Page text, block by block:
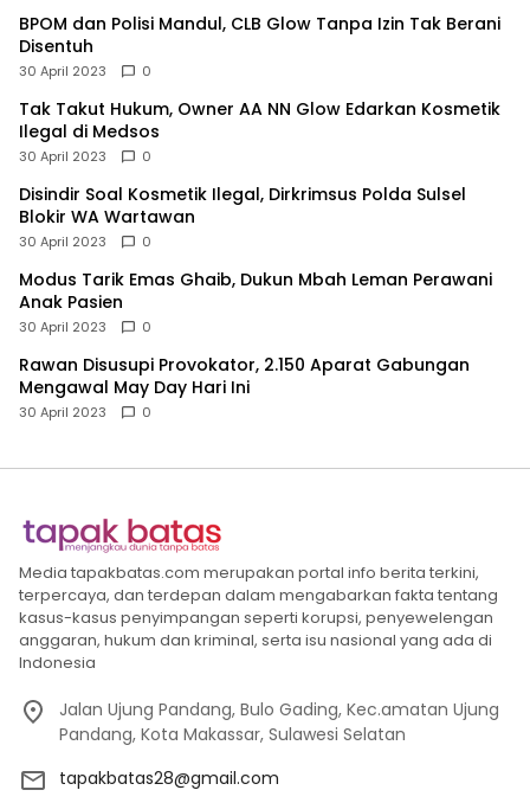
BPOM dan Polisi Mandul, CLB Glow Tanpa Izin Tak Berani
Disentuh
30 April 2023 0
Tak Takut Hukum, Owner AA NN Glow Edarkan Kosmetik
Ilegal di Medsos
30 April 2023 0
Disindir Soal Kosmetik Ilegal, Dirkrimsus Polda Sulsel
Blokir WA Wartawan
30 April 2023 0
Modus Tarik Emas Ghaib, Dukun Mbah Leman Perawani
Anak Pasien
30 April 2023 0
Rawan Disusupi Provokator, 2.150 Aparat Gabungan
Mengawal May Day Hari Ini
30 April 2023 0
Media tapakbatas.com merupakan portal info berita terkini,
terpercaya, dan terdepan dalam mengabarkan fakta tentang
kasus-kasus penyimpangan seperti korupsi, penyewelengan
anggaran, hukum dan kriminal, serta isu nasional yang ada di
Indonesia
Jalan Ujung Pandang, Bulo Gading, Kec.amatan Ujung
Pandang, Kota Makassar, Sulawesi Selatan
tapakbatas28@gmail.com